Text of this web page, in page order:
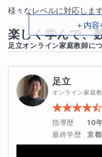
様々なレベルに対応します
楽しく学んで、
に主眼を置きます。
暗記に頼らず、ハイレベ
組むことができる状態を
＋内
足立オンライン家庭教師に
足立
オンライン家庭
指導歴
10
最終学歴
京